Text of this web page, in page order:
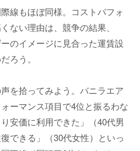
線もほぼ同様。コストパフォ
ない理由は、競争の結果、
のイメージに見合った運賃設
ろう。
を拾ってみよう。バニラエア
ーマンス項目で4位と振るわな
安価に利用できた」（40代男
できる」（30代女性）といっ